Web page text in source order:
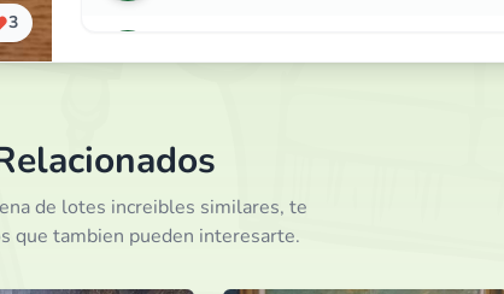
3
hace 1 mes
de lotes increibles similares, te
que tambien pueden interesarte.